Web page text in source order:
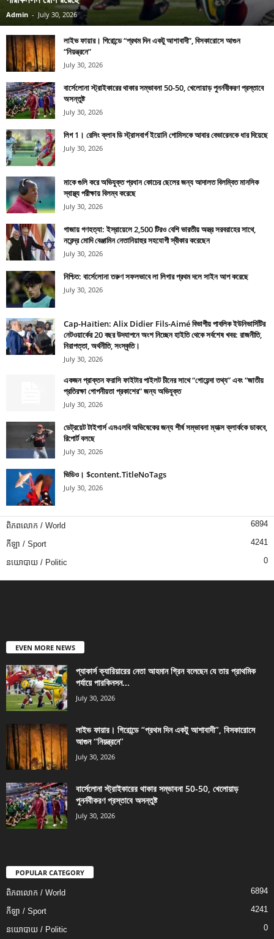
Admin - July 30, 2026
লাইভ ফায়ার। গিরোন্ডে “প্রথম দিন একটু আশাবাদী”, বিসকারোসে আগুন
“নিয়ন্ত্রনে”
July 30, 2026
বার্সেলোনা স্ট্রাইকারের থাকার সম্ভাবনা 50-50, খেলোয়াড় পুনর্নবীকরণ প্রস্তাবে
অসন্তুষ্ট
July 30, 2026
লিগ 1। রেসিং ক্লাব ডি স্ট্রাসবার্গ ইয়োনি গোমিসকে আবার বেভারেনকে ধার দিয়েছে
July 30, 2026
মাকে গুলি করে অভিযুক্ত প্রধান কোচের ছেলের জন্য আদালত বিলম্বিত মানসিক
স্বাস্থ্য পরীক্ষায় বিলম্ব করেছে
July 30, 2026
গাজায় গণহত্যা: ইস্রায়েলে 2,500 টিরও বেশি ভারতীয় অস্ত্র সরবরাহের সাথে,
নরেন্দ্র মোদি বেঞ্জামিন নেতানিয়াহুর সহযোগী স্বীকার করেছেন
July 30, 2026
নিশ্চিত: বার্সেলোনা তরুণ সফলভাবে লা লিগার প্রথম দলে সাইন আপ করেছে
July 30, 2026
Cap-Haïtien: Alix Didier Fils-Aimé বিভাগীয় পাবলিক ইউনিভার্সিটির
নেটওয়ার্কের 20 বছর উদযাপনে অংশ নিচ্ছেন হাইতি থেকে সর্বশেষ খবর: রাজনীতি,
নিরাপত্তা, অর্থনীতি, সংস্কৃতি।
July 30, 2026
একজন প্রাক্তন ফরাসি ফাইটার পাইলট চীনের সাথে “গোয়েন্দা তথ্য” এবং “জাতীয়
প্রতিরক্ষা গোপনীয়তা প্রকাশের” জন্য অভিযুক্ত
July 30, 2026
ডেট্রয়েট টাইগার্স এমএলবি অভিষেকের জন্য শীর্ষ সম্ভাবনা ম্যাক্স ক্লার্ককে ডাকবে,
রিপোর্ট বলছে
July 30, 2026
ভিডিও। $content.TitleNoTags
July 30, 2026
ពិភពលោក / World 6894
កីឡា / Sport 4241
នយោបាយ / Politic 0
EVEN MORE NEWS
প্যাকার্স ক্যারিয়ারের নেতা আহমান গ্রিন বলেছেন যে তার প্রাথমিক
পর্যায়ে পারকিনসন...
July 30, 2026
লাইভ ফায়ার। গিরোন্ডে “প্রথম দিন একটু আশাবাদী”, বিসকারোসে
আগুন “নিয়ন্ত্রনে”
July 30, 2026
বার্সেলোনা স্ট্রাইকারের থাকার সম্ভাবনা 50-50, খেলোয়াড়
পুনর্নবীকরণ প্রস্তাবে অসন্তুষ্ট
July 30, 2026
POPULAR CATEGORY
ពិភពលោក / World 6894
កីឡា / Sport 4241
នយោបាយ / Politic 0